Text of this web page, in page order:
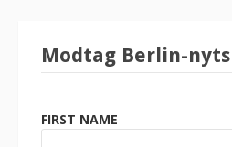
Modtag Berlin-
FIRST NAME